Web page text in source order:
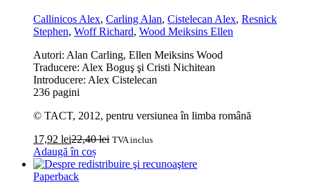
Callinicos Alex, Carling Alan, Cistelecan Alex, Resnick
Stephen, Woff Richard, Wood Meiksins Ellen
Autori: Alan Carling, Ellen Meiksins Wood
Traducere: Alex Boguş şi Cristi Nichitean
Introducere: Alex Cistelecan
236 pagini
© TACT, 2012, pentru versiunea în limba română
17,92 lei22,40lei TVA inclus
Adaugă în coș
Paperback